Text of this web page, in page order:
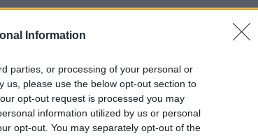
Information
parties, or processing of your personal or
us, please use the below opt-out section to
opt-out request is processed you may
information utilized by us or personal
opt-out. You may separately opt-out of the